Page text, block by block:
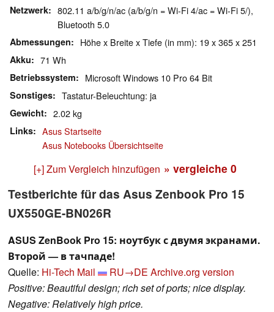
Netzwerk
802.11 a/b/g/n/ac (a/b/g/n = Wi-Fi 4/ac = Wi-Fi 5/),
Bluetooth 5.0
Abmessungen Höhe x Breite x Tiefe (in mm): 19 x 365 x 251
Akku 71 Wh
Betriebssystem Microsoft Windows 10 Pro 64 Bit
Sonstiges Tastatur-Beleuchtung: ja
Gewicht 2.02 kg
Links
Asus Startseite
Asus Notebooks Übersichtseite
[+] Zum Vergleich hinzufügen » vergleiche 0
Testberichte für das Asus Zenbook Pro 15
UX550GE-BN026R
ASUS ZenBook Pro 15: ноутбук с двумя экранами.
Второй — в тачпаде!
Quelle: Hi-Tech Mail RU→DE Archive.org version
Positive: Beautiful design; rich set of ports; nice display.
Negative: Relatively high price.